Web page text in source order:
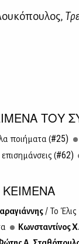
ΤΟΥ
ποι­ή­μα­τα (#25)
(#62)
ΚΕΙΜΕΝΑ
/ Το
Κων­στα­ντί­νος